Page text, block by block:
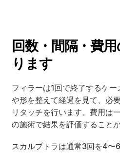
回数・間隔・費
ります
フィラーは1回で終了するケ
や形を整えて経過を見て、必
リタッチを行います。費用は
の施術で結果を評価することが
スカルプトラは通常3回を4〜